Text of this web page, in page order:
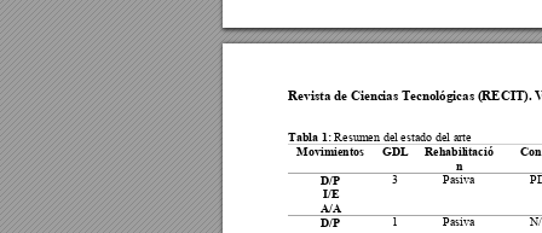
Revista de Ciencias Tecnológicas (RECIT).
Tabla 1: Resumen del estado del arte
Movimientos GDL
Rehabilitació
n
D/P
I/E
A/A
3 Pasiva
D/P 1 Pasiva